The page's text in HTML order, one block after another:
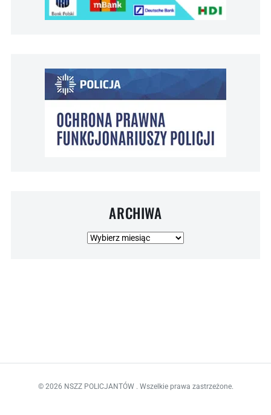
ARCHIWA
Archiwa
© 2026 NSZZ POLICJANTÓW . Wszelkie prawa zastrzeżone.